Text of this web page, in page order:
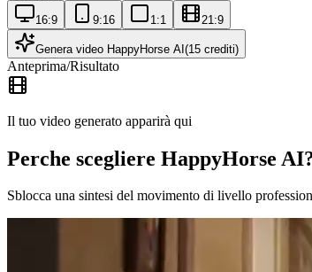
16:9 9:16 1:1 21:9
Genera video HappyHorse AI(15 crediti)
Anteprima/Risultato
Il tuo video generato apparirà qui
Perche scegliere HappyHorse
Sblocca una sintesi del movimento di livello